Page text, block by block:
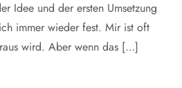
Idee und der ersten Umsetzung
immer wieder fest. Mir ist oft
wird. Aber wenn das […]